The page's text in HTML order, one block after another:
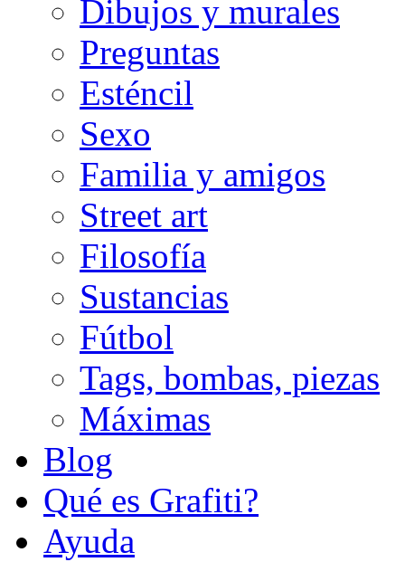
Dibujos y murales
Preguntas
Esténcil
Sexo
Familia y amigos
Street art
Filosofía
Sustancias
Fútbol
Tags, bombas, piezas
Máximas
Blog
Qué es Grafiti?
Ayuda